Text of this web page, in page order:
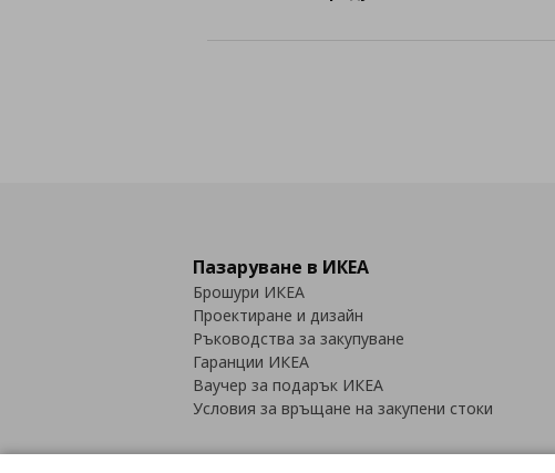
Пазаруване в ИКЕА
Брошури ИКЕА
Проектиране и дизайн
Ръководства за закупуване
Гаранции ИКЕА
Ваучер за подарък ИКЕА
Условия за връщане на закупени стоки